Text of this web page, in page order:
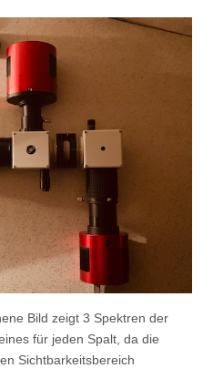
Bild zeigt 3 Spektren der
für jeden Spalt, da die
Sichtbarkeitsbereich